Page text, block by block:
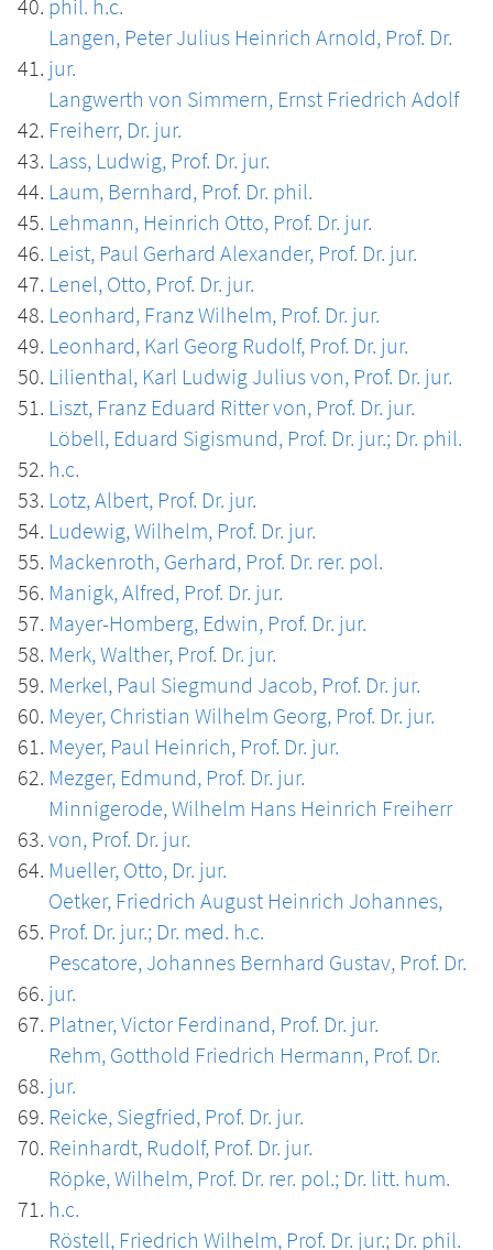
phil. h.c.
Langen, Peter Julius Heinrich Arnold, Prof. Dr.
jur.
Langwerth von Simmern, Ernst Friedrich Adolf
Freiherr, Dr. jur.
Lass, Ludwig, Prof. Dr. jur.
Laum, Bernhard, Prof. Dr. phil.
Lehmann, Heinrich Otto, Prof. Dr. jur.
Leist, Paul Gerhard Alexander, Prof. Dr. jur.
Lenel, Otto, Prof. Dr. jur.
Leonhard, Franz Wilhelm, Prof. Dr. jur.
Leonhard, Karl Georg Rudolf, Prof. Dr. jur.
Lilienthal, Karl Ludwig Julius von, Prof. Dr. jur.
Liszt, Franz Eduard Ritter von, Prof. Dr. jur.
Löbell, Eduard Sigismund, Prof. Dr. jur.; Dr. phil.
h.c.
Lotz, Albert, Prof. Dr. jur.
Ludewig, Wilhelm, Prof. Dr. jur.
Mackenroth, Gerhard, Prof. Dr. rer. pol.
Manigk, Alfred, Prof. Dr. jur.
Mayer-Homberg, Edwin, Prof. Dr. jur.
Merk, Walther, Prof. Dr. jur.
Merkel, Paul Siegmund Jacob, Prof. Dr. jur.
Meyer, Christian Wilhelm Georg, Prof. Dr. jur.
Meyer, Paul Heinrich, Prof. Dr. jur.
Mezger, Edmund, Prof. Dr. jur.
Minnigerode, Wilhelm Hans Heinrich Freiherr
von, Prof. Dr. jur.
Mueller, Otto, Dr. jur.
Oetker, Friedrich August Heinrich Johannes,
Prof. Dr. jur.; Dr. med. h.c.
Pescatore, Johannes Bernhard Gustav, Prof. Dr.
jur.
Platner, Victor Ferdinand, Prof. Dr. jur.
Rehm, Gotthold Friedrich Hermann, Prof. Dr.
jur.
Reicke, Siegfried, Prof. Dr. jur.
Reinhardt, Rudolf, Prof. Dr. jur.
Röpke, Wilhelm, Prof. Dr. rer. pol.; Dr. litt. hum.
h.c.
Röstell, Friedrich Wilhelm, Prof. Dr. jur.; Dr. phil.